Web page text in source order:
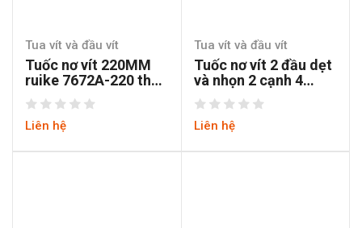
Tua vít và đầu vít
Tuốc nơ vít 220MM
ruike 7672A-220 thép
CRV cán tăng lực
Liên hệ
Tua vít và đầu vít
Tuốc nơ vít 2 đầu dẹt
và nhọn 2 cạnh 4
cạnh BARKER
Liên hệ